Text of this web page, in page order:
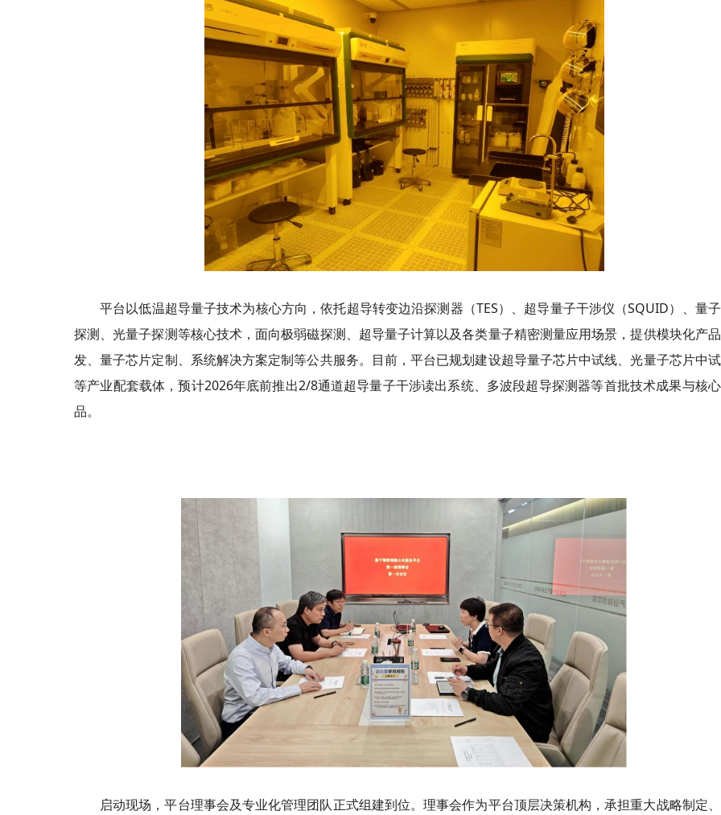
平台以低温超导量子技术为核心方向，依托超导转变边沿探测器（TES）、超导量子干涉仪（SQUID）、量
探测、光量子探测等核心技术，面向极弱磁探测、超导量子计算以及各类量子精密测量应用场景，提供模块化产
发、量子芯片定制、系统解决方案定制等公共服务。目前，平台已规划建设超导量子芯片中试线、光量子芯片中
等产业配套载体，预计2026年底前推出2/8通道超导量子干涉读出系统、多波段超导探测器等首批技术成果与核
品。
启动现场，平台理事会及专业化管理团队正式组建到位。理事会作为平台顶层决策机构，承担重大战略制定